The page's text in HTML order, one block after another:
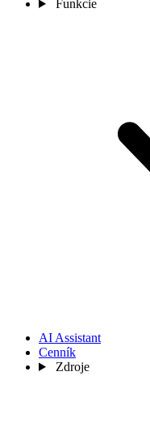
Funkcie
AI Assistant
Cenník
Zdroje